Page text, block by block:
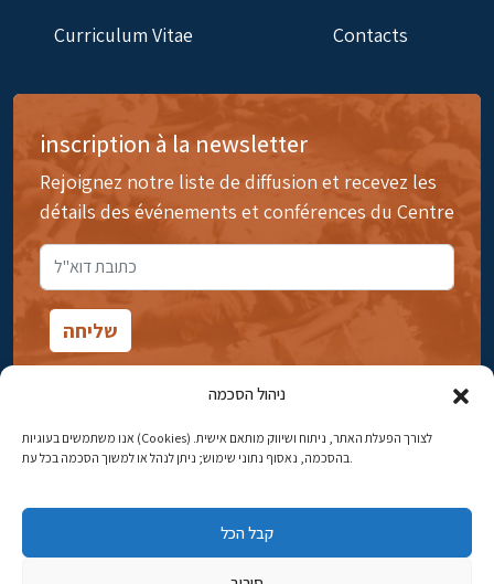
ניהול הסכמה
אנו משתמשים בעוגיות (Cookies) לצורך הפעלת האתר, ניתוח ושיווק מותאם אישית.
בהסכמה, נאסוף נתוני שימוש; ניתן לנהל או למשוך הסכמה בכל עת.
קבל הכל
Curriculum Vitae Contacts
inscription à la newsletter
Rejoignez notre liste de diffusion et recevez les
détails des événements et conférences du Centre
14rue Ibn Gavirol, Rehavia, Jérusalem
Adresse électronique:najww2@ybz.org.il